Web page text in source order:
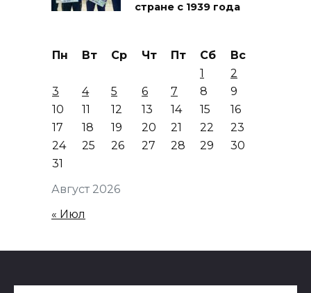
стране с 1939 года
Август 2026
Пн Вт Ср Чт Пт Сб
Вс
1
2
3
4 5 6 7 8
9
10
11 12 13 14 15
16
17
18 19 20 21 22
23
24
25 26 27 28 29
30
31
« Июл